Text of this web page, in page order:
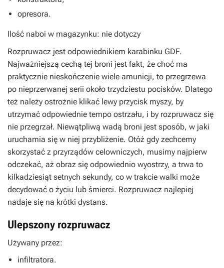
opresora.
Ilość naboi w magazynku: nie dotyczy
Rozpruwacz jest odpowiednikiem karabinku GDF.
Najważniejszą cechą tej broni jest fakt, że choć ma
praktycznie nieskończenie wiele amunicji, to przegrzewa
po nieprzerwanej serii około trzydziestu pocisków. Dlatego
też należy ostrożnie klikać lewy przycisk myszy, by
utrzymać odpowiednie tempo ostrzału, i by rozpruwacz się
nie przegrzał. Niewątpliwą wadą broni jest sposób, w jaki
uruchamia się w niej przybliżenie. Otóż gdy zechcemy
skorzystać z przyrządów celowniczych, musimy najpierw
odczekać, aż obraz się odpowiednio wyostrzy, a trwa to
kilkadziesiąt setnych sekundy, co w trakcie walki może
decydować o życiu lub śmierci. Rozpruwacz najlepiej
nadaje się na krótki dystans.
Ulepszony rozpruwacz
Używany przez:
infiltratora.